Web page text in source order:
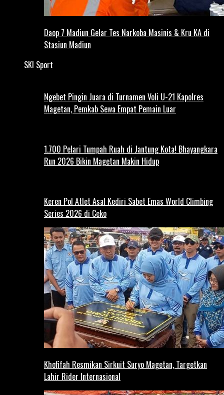
Daop 7 Madiun Gelar Tes Narkoba Masinis & Kru KA di
Stasiun Madiun
SKI Sport
Ngebet Pingin Juara di Turnamen Voli U-21 Kapolres
Magetan, Pemkab Sewa Empat Pemain Luar
1.700 Pelari Tumpah Ruah di Jantung Kota! Bhayangkara
Run 2026 Bikin Magetan Makin Hidup
Keren Pol Atlet Asal Kediri Sabet Emas World Climbing
Series 2026 di Ceko
Khofifah Resmikan Sirkuit Suryo Magetan, Targetkan
Lahir Rider Internasional